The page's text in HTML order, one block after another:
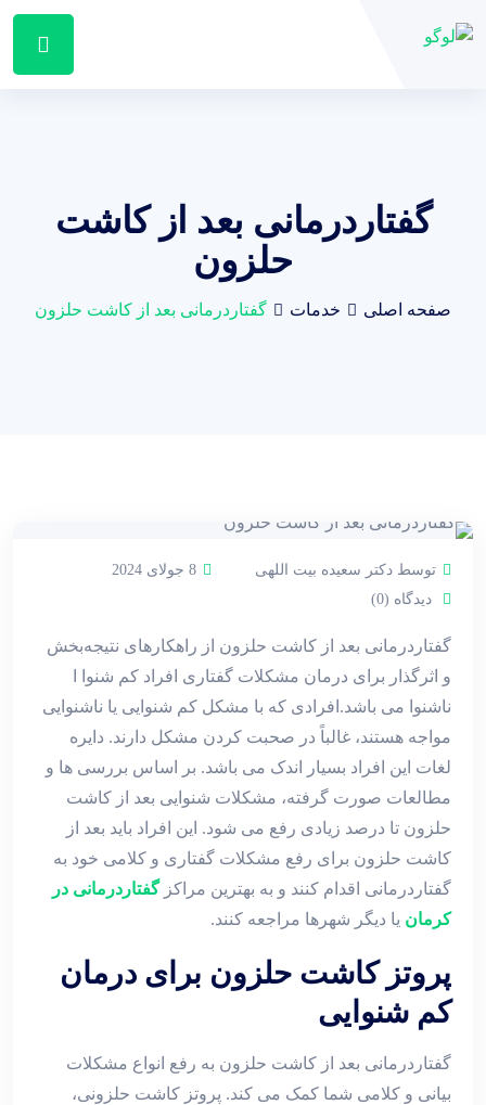
گفتاردرمانی بعد از کاشت
حلزون
صفحه اصلی خدمات گفتاردرمانی بعد از کاشت حلزون
توسط دکتر سعیده بیت اللهی
8 جولای 2024
دیدگاه (0)
گفتاردرمانی بعد از کاشت حلزون از راهکارهای نتیجه‌‌بخش
و اثرگذار برای درمان مشکلات گفتاری افراد کم شنوا ا
ناشنوا می باشد.افرادی که با مشکل کم شنوایی یا ناشنوایی
مواجه هستند، غالباً در صحبت کردن مشکل دارند. دایره
لغات این افراد بسیار اندک می باشد. بر اساس بررسی ها و
مطالعات صورت گرفته، مشکلات شنوایی بعد از کاشت
حلزون تا درصد زیادی رفع می شود. این افراد باید بعد از
کاشت حلزون برای رفع مشکلات گفتاری و کلامی خود به
گفتاردرمانی اقدام کنند و به بهترین مراکزگفتاردرمانی در
کرمان یا دیگر شهرها مراجعه کنند.
پروتز کاشت حلزون برای درمان
کم شنوایی
گفتاردرمانی بعد از کاشت حلزون به رفع انواع مشکلات
بیانی و کلامی شما کمک می کند. پروتز کاشت حلزونی،